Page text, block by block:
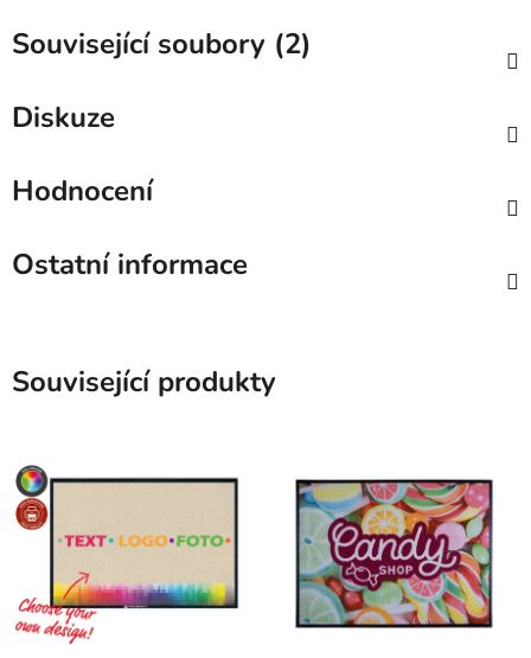
Související soubory (2)
Diskuze
Hodnocení
Ostatní informace
Související produkty